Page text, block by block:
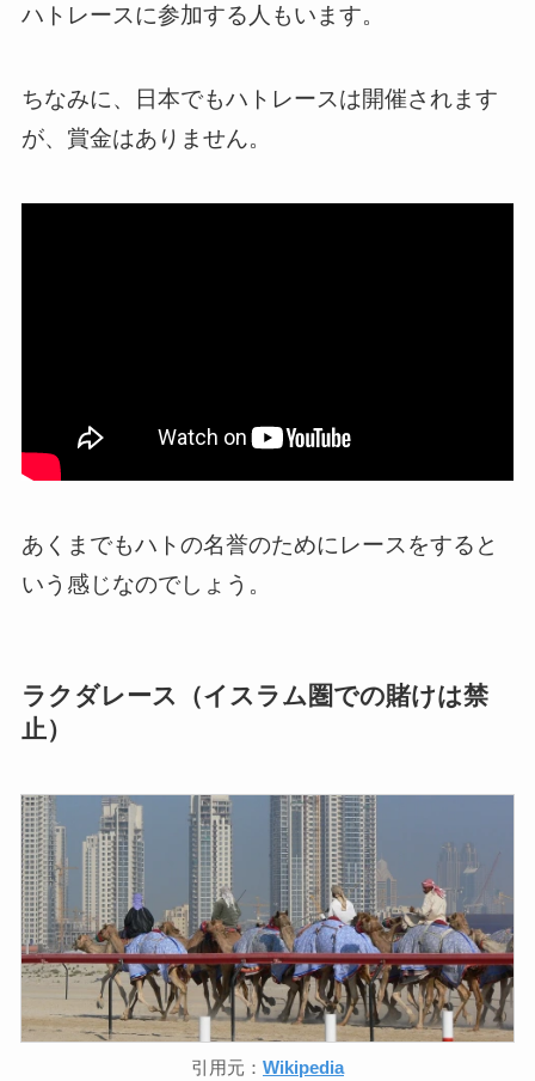
ハトレースに参加する人もいます。
ちなみに、日本でもハトレースは開催されます
が、賞金はありません。
あくまでもハトの名誉のためにレースをすると
いう感じなのでしょう。
ラクダレース（イスラム圏での賭けは禁
止）
引用元： Wikipedia